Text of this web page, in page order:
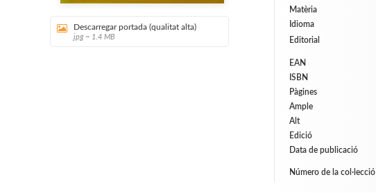
Descarregar portada (qualitat alta)
jpg ~ 1.4 MB
Matèria
Idioma
Editorial
EAN
ISBN
Pàgines
Ample
Alt
Edició
Data de publicació
Número de la col·lecció